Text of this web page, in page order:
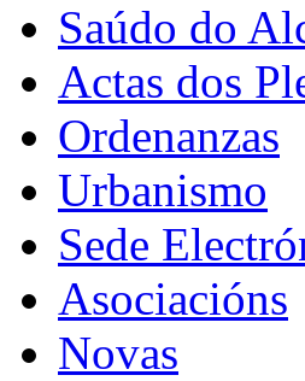
Saúdo do
Actas dos
Ordenanzas
Urbanismo
Sede
Asociacións
Novas